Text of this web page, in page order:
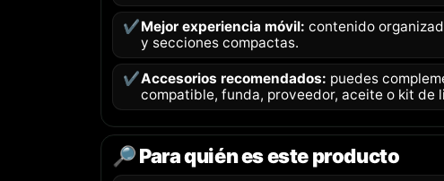
✔️Mejor experiencia móvil: contenido
y secciones compactas.
✔️Accesorios recomendados: puedes
compatible, funda, proveedor, aceite o kit de
🔎 Para quién es este producto